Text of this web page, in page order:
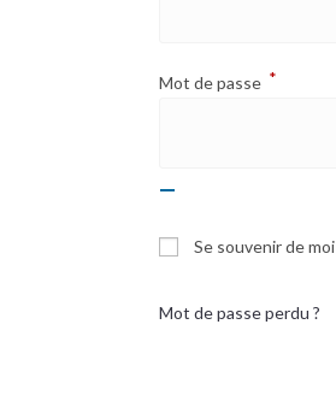
Mot de passe *
Se souvenir de moi
Mot de passe perdu ?